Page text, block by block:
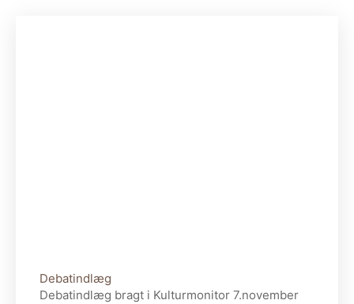
Debatindlæg
Debatindlæg bragt i Kulturmonitor 7.november